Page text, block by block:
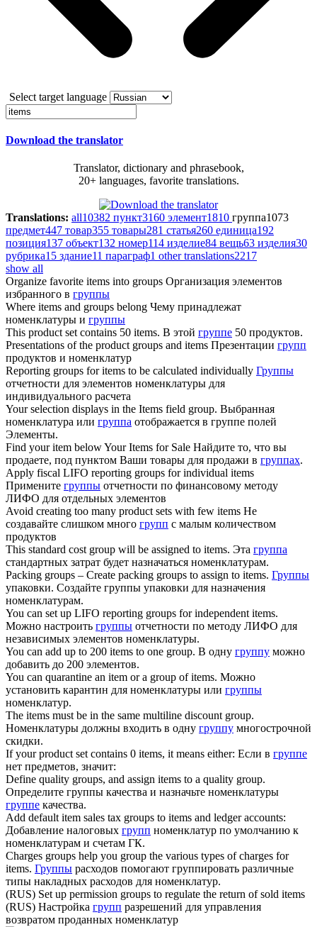
Select target language
Download the translator
Translator, dictionary and phrasebook,
20+ languages, favorite translations.
Translations: all10382 пункт3160 элемент1810 группа1073
предмет447 товар355 товары281 статья260 единица192
позиция137 объект132 номер114 изделие84 вещь63 изделия30
рубрика15 здание11 параграф1 other translations2217
show all
Organize favorite items into groups Организация элементов
избранного в группы
Where items and groups belong Чему принадлежат
номенклатуры и группы
This product set contains 50 items. В этой группе 50 продуктов.
Presentations of the product groups and items Презентации групп
продуктов и номенклатур
Reporting groups foritems to be calculated individually Группы
отчетности для элементов номенклатуры для
индивидуального расчета
Your selection displays in the Items field group. Выбранная
номенклатура или группа отображается в группе полей
Элементы.
Find your item below YourItems for Sale Найдите то, что вы
продаете, под пунктом Ваши товары для продажи в группах.
Apply fiscal LIFO reporting groups for individual items
Примените группы отчетности по финансовому методу
ЛИФО для отдельных элементов
Avoid creating too many product sets with few items Не
создавайте слишком много групп с малым количеством
продуктов
This standard cost group will be assigned to items. Эта группа
стандартных затрат будет назначаться номенклатурам.
Packing groups – Create packing groups to assign to items. Группы
упаковки. Создайте группы упаковки для назначения
номенклатурам.
You can set up LIFO reporting groups for independentitems.
Можно настроить группы отчетности по методу ЛИФО для
независимых элементов номенклатуры.
You can add up to 200 items to one group. В одну группу можно
добавить до 200 элементов.
You can quarantine an item or a group ofitems. Можно
установить карантин для номенклатуры или группы
номенклатур.
The items must be in the same multiline discount group.
Номенклатуры должны входить в одну группу многострочной
скидки.
If your product set contains 0 items, it means either: Если в группе
нет предметов, значит:
Define quality groups, and assign items to a quality group.
Определите группы качества и назначьте номенклатуры
группе качества.
Add default item sales tax groups to items and ledger accounts:
Добавление налоговых групп номенклатур по умолчанию к
номенклатурам и счетам ГК.
Charges groups help you group the various types of charges for
items. Группы расходов помогают группировать различные
типы накладных расходов для номенклатур.
(RUS) Set up permission groups to regulate the return of sold items
(RUS) Настройка групп разрешений для управления
возвратом проданных номенклатур